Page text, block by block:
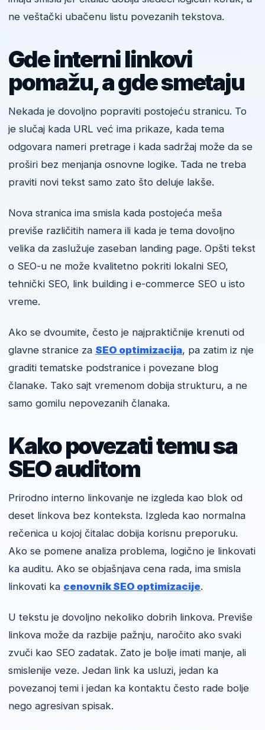
ne veštački ubačenu listu povezanih tekstova.
Gde interni linkovi
pomažu, a gde smetaju
Nekada je dovoljno popraviti postojeću stranicu. To
je slučaj kada URL već ima prikaze, kada tema
odgovara nameri pretrage i kada sadržaj može da se
proširi bez menjanja osnovne logike. Tada ne treba
praviti novi tekst samo zato što deluje lakše.
Nova stranica ima smisla kada postojeća meša
previše različitih namera ili kada je tema dovoljno
velika da zaslužuje zaseban landing page. Opšti tekst
o SEO-u ne može kvalitetno pokriti lokalni SEO,
tehnički SEO, link building i e-commerce SEO u isto
vreme.
Ako se dvoumite, često je najpraktičnije krenuti od
glavne stranice za SEO optimizacija, pa zatim iz nje
graditi tematske podstranice i povezane blog
članake. Tako sajt vremenom dobija strukturu, a ne
samo gomilu nepovezanih članaka.
Kako povezati temu sa
SEO auditom
Prirodno interno linkovanje ne izgleda kao blok od
deset linkova bez konteksta. Izgleda kao normalna
rečenica u kojoj čitalac dobija korisnu preporuku.
Ako se pomene analiza problema, logično je linkovati
ka auditu. Ako se objašnjava cena rada, ima smisla
linkovati ka cenovnik SEO optimizacije.
U tekstu je dovoljno nekoliko dobrih linkova. Previše
linkova može da razbije pažnju, naročito ako svaki
zvuči kao SEO zadatak. Zato je bolje imati manje, ali
smislenije veze. Jedan link ka usluzi, jedan ka
povezanoj temi i jedan ka kontaktu često rade bolje
nego agresivan spisak.